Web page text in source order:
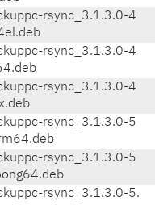
rsync_3.1.3.0-4
rsync_3.1.3.0-4
rsync_3.1.3.0-4
rsync_3.1.3.0-5
rsync_3.1.3.0-5
rsync_3.1.3.0-5.